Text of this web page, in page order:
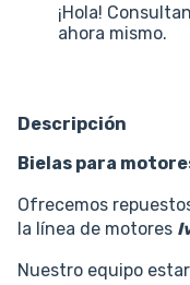
¡Hola!
ahora mismo.
Descripción
Bielas para
Ofrecemos
la línea de motores
Nuestro equipo